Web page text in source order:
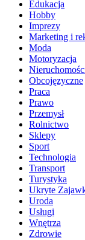
Edukacja
Hobby
Imprezy
Marketing i
Moda
Motoryzacja
Obcojęzyczne
Praca
Prawo
Przemysł
Rolnictwo
Sklepy
Sport
Technologia
Transport
Turystyka
Ukryte
Uroda
Usługi
Wnętrza
Zdrowie